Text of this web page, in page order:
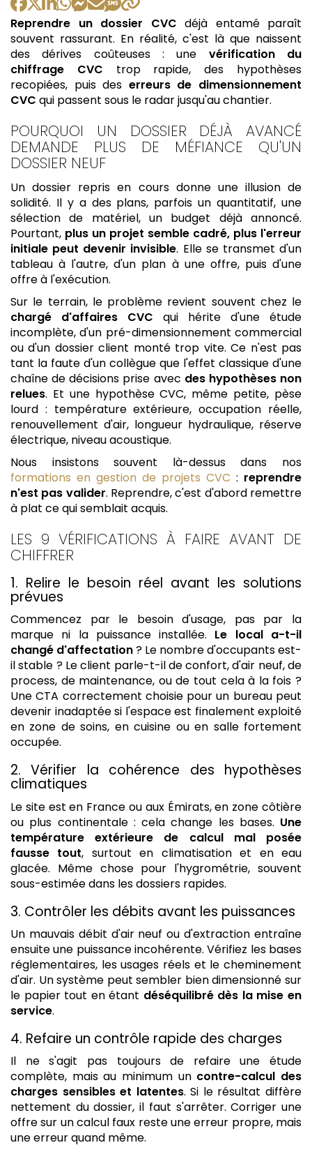
Reprendre un dossier CVC déjà entamé paraît
souvent rassurant. En réalité, c'est là que naissent
des dérives coûteuses : une vérification du
chiffrage CVC trop rapide, des hypothèses
recopiées, puis des erreurs de dimensionnement
CVC qui passent sous le radar jusqu'au chantier.
POURQUOI UN DOSSIER DÉJÀ AVANCÉ
DEMANDE PLUS DE MÉFIANCE QU'UN
DOSSIER NEUF
Un dossier repris en cours donne une illusion de
solidité. Il y a des plans, parfois un quantitatif, une
sélection de matériel, un budget déjà annoncé.
Pourtant, plus un projet semble cadré, plus l'erreur
initiale peut devenir invisible. Elle se transmet d'un
tableau à l'autre, d'un plan à une offre, puis d'une
offre à l'exécution.
Sur le terrain, le problème revient souvent chez le
chargé d'affaires CVC qui hérite d'une étude
incomplète, d'un pré-dimensionnement commercial
ou d'un dossier client monté trop vite. Ce n'est pas
tant la faute d'un collègue que l'effet classique d'une
chaîne de décisions prise avec des hypothèses non
relues. Et une hypothèse CVC, même petite, pèse
lourd : température extérieure, occupation réelle,
renouvellement d'air, longueur hydraulique, réserve
électrique, niveau acoustique.
Nous insistons souvent là-dessus dans nos
formations en gestion de projets CVC : reprendre
n'est pas valider. Reprendre, c'est d'abord remettre
à plat ce qui semblait acquis.
LES 9 VÉRIFICATIONS À FAIRE AVANT DE
CHIFFRER
1. Relire le besoin réel avant les solutions
prévues
Commencez par le besoin d'usage, pas par la
marque ni la puissance installée. Le local a-t-il
changé d'affectation? Le nombre d'occupants est-
il stable ? Le client parle-t-il de confort, d'air neuf, de
process, de maintenance, ou de tout cela à la fois ?
Une CTA correctement choisie pour un bureau peut
devenir inadaptée si l'espace est finalement exploité
en zone de soins, en cuisine ou en salle fortement
occupée.
2. Vérifier la cohérence des hypothèses
climatiques
Le site est en France ou aux Émirats, en zone côtière
ou plus continentale : cela change les bases. Une
température extérieure de calcul mal posée
fausse tout, surtout en climatisation et en eau
glacée. Même chose pour l'hygrométrie, souvent
sous-estimée dans les dossiers rapides.
3. Contrôler les débits avant les puissances
Un mauvais débit d'air neuf ou d'extraction entraîne
ensuite une puissance incohérente. Vérifiez les bases
réglementaires, les usages réels et le cheminement
d'air. Un système peut sembler bien dimensionné sur
le papier tout en étant déséquilibré dès la mise en
service.
4. Refaire un contrôle rapide des charges
Il ne s'agit pas toujours de refaire une étude
complète, mais au minimum un contre-calcul des
charges sensibles et latentes. Si le résultat diffère
nettement du dossier, il faut s'arrêter. Corriger une
offre sur un calcul faux reste une erreur propre, mais
une erreur quand même.